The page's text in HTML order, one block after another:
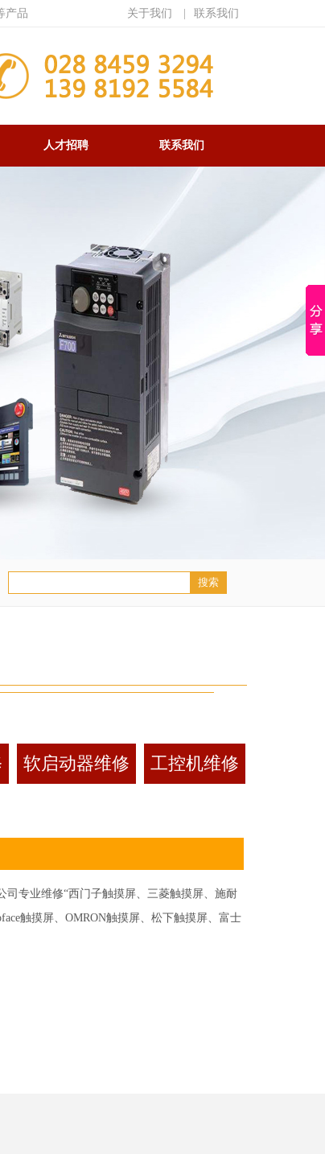
产品 关于我们 联系我们
人才招聘 联系我们
软启动器维修 工控机维修
业维修“西门子触摸屏、三菱触摸屏、施耐
触摸屏、OMRON触摸屏、松下触摸屏、富士